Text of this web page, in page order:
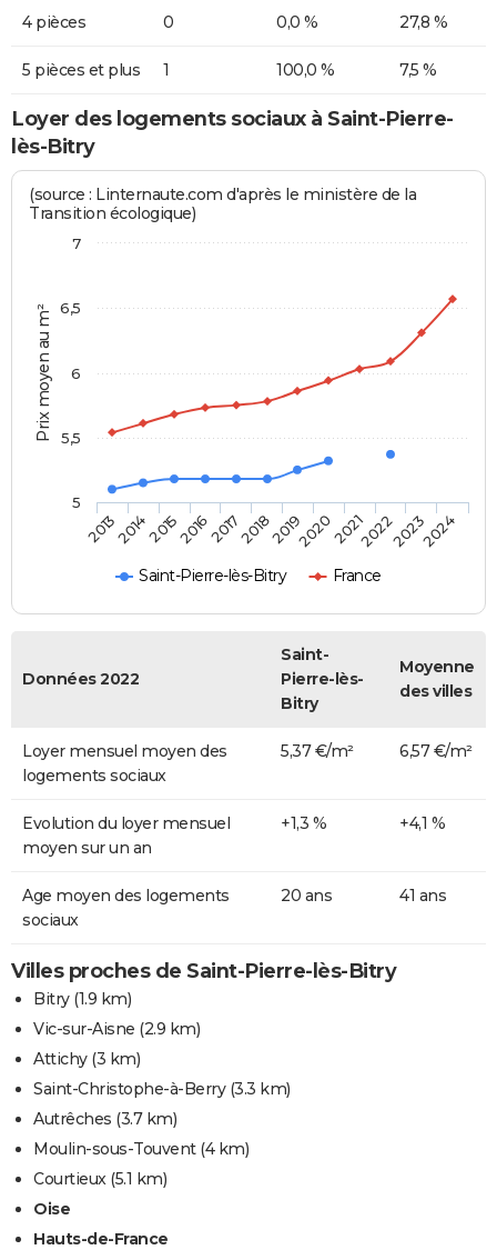
4 pièces 0 0,0 % 27,8 %
5 pièces et plus 1 100,0 % 7,5 %
Loyer des logements sociaux à Saint-Pierre-
lès-Bitry
Prix moyen au m²
(source : Linternaute.com d'après le ministère de la
Transition écologique)
Saint-Pierre-lès-Bitry France
201320142015201620172018201920202021202220232024
5
5,5
6
6,5
7
Données 2022
Saint-
Pierre-lès-
Bitry
Moyenne
des villes
Loyer mensuel moyen des
logements sociaux
5,37 €/m² 6,57 €/m²
Evolution du loyer mensuel
moyen sur un an
+1,3 % +4,1 %
Age moyen des logements
sociaux
20 ans 41 ans
Villes proches de Saint-Pierre-lès-Bitry
Bitry(1.9 km)
Vic-sur-Aisne (2.9 km)
Attichy(3 km)
Saint-Christophe-à-Berry(3.3 km)
Autrêches (3.7 km)
Moulin-sous-Touvent(4 km)
Courtieux(5.1 km)
Oise
Hauts-de-France